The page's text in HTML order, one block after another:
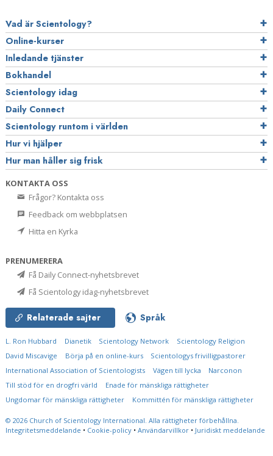
Vad är Scientology?
Online-kurser
Inledande tjänster
Bokhandel
Scientology idag
Daily Connect
Scientology runtom i världen
Hur vi hjälper
Hur man håller sig frisk
KONTAKTA OSS
Frågor? Kontakta oss
Feedback om webbplatsen
Hitta en Kyrka
PRENUMERERA
Få Daily Connect-nyhetsbrevet
Få Scientology idag-nyhetsbrevet
Relaterade sajter Språk
L. Ron Hubbard Dianetik Scientology Network
Scientology Religion
David Miscavige
Börja på en online-kurs
Scientologys frivilligpastorer
International Association of Scientologists
Vägen till lycka
Narconon
Till stöd för en drogfri värld
Enade för mänskliga rättigheter
Ungdomar för mänskliga rättigheter
Kommittén för mänskliga rättigheter
© 2026 Church of Scientology International. Alla rättigheter förbehållna.
Integritetsmeddelande • Cookie-policy • Användarvillkor • Juridiskt meddelande